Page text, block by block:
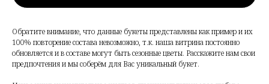
Обратите внимание, что данные букеты представлены как пример и их
100% повторение состава невозможно, т.к. наша витрина постоянно
обновляется и в составе могут быть сезонные цветы. Расскажите нам свои
предпочтения и мы соберём для Вас уникальный букет.